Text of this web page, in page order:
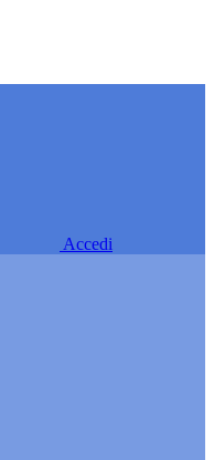
Accedi